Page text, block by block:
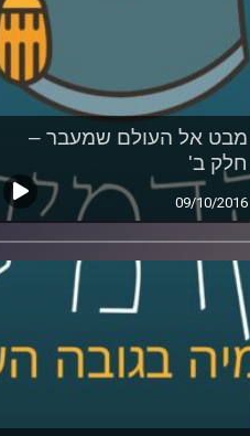
מבט אל העולם שמעבר –
חלק ב'
09/10/2016